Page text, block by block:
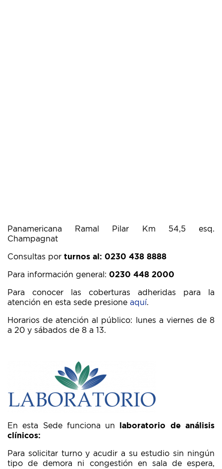
Panamericana Ramal Pilar Km 54,5 esq.
Champagnat
Consultas por turnos al: 0230 438 8888
Para información general: 0230 448 2000
Para conocer las coberturas adheridas para la
atención en esta sede presione aquí.
Horarios de atención al público: lunes a viernes de 8
a 20 y sábados de 8 a 13.
En esta Sede funciona un
laboratorio de análisis
clínicos:
Para solicitar turno y acudir a su estudio sin ningún
tipo de demora ni congestión en sala de espera,